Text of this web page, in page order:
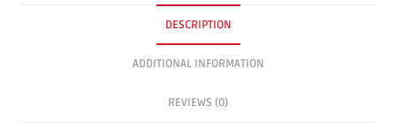
DESCRIPTION
ADDITIONAL INFORMATION
REVIEWS (0)